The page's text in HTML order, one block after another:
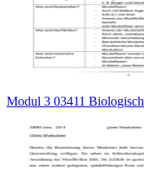
Modul 3 03411